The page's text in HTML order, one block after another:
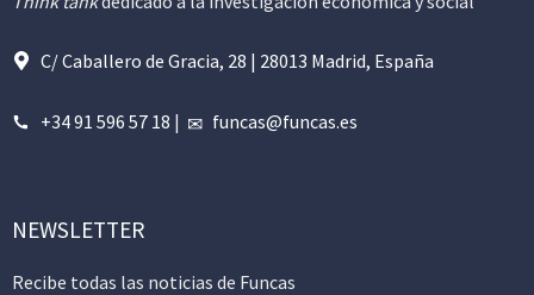
C/ Caballero de Gracia, 28 | 28013 Madrid, España
+34 91 596 57 18 | funcas@funcas.es
NEWSLETTER
Recibe todas las noticias de Funcas